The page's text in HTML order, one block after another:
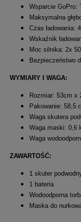
Wsparcie GoPro:
Maksymalna
Czas ładowania:
Wskaźnik
Moc silnika: 2x
Bezpieczeństwo
WYMIARY I WAGA:
Rozmiar: 53cm x
Pakowanie: 58,5
Waga skutera
Waga maski: 0,6
Waga
ZAWARTOŚĆ:
1 skuter
1 bateria
Wodoodporna
Maska do